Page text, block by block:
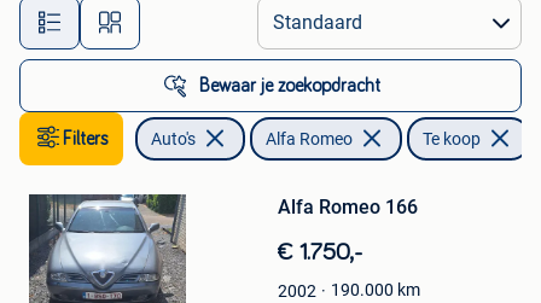
Alle afstanden…
Bewaar je zoekopdracht
Filters Auto's Alfa Romeo
Te koop
Bewaren
Mijn
Favorieten
Alfa Romeo 166
€ 1.750,-
2002 190.000 km